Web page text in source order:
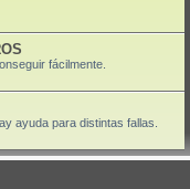
fácilmente.
ayuda para distintas fallas.